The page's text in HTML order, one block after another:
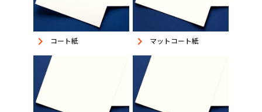
keyboard_arrow_right コート紙 keyboard_arrow_right マットコート紙